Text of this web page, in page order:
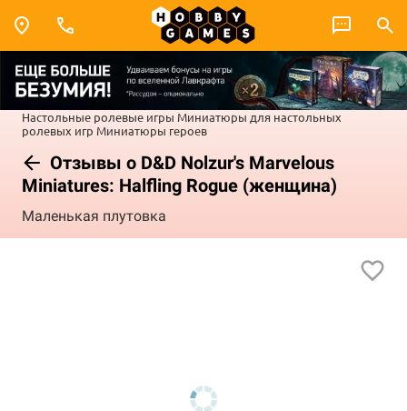
Настольные ролевые игры Миниатюры для настольных
ролевых игр Миниатюры героев
Отзывы о D&D Nolzur's Marvelous
Miniatures: Halfling Rogue (женщина)
Маленькая плутовка